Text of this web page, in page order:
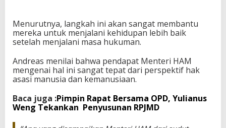
a
g
i
a
n
t
a
N
a
Menurutnya, langkah ini akan sangat membantu
mereka untuk menjalani kehidupan lebih baik
setelah menjalani masa hukuman.
Andreas menilai bahwa pendapat Menteri HAM
mengenai hal ini sangat tepat dari perspektif hak
asasi manusia dan kemanusiaan.
Baca juga :Pimpin Rapat Bersama OPD, Yulianus
Weng Tekankan Penyusunan RPJMD